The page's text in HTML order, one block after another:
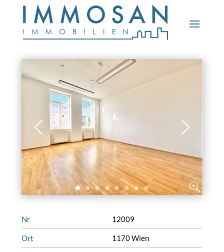
Nr 12009
Ort 1170 Wien